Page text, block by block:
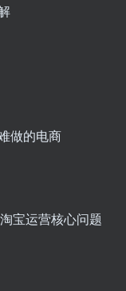
做的电商
宝运营核心问题